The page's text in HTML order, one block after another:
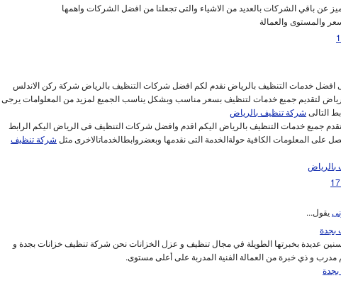
عن باقي الشركات بالعديد من الاشياء والتى تجعلنا من افضل الشركات واهمها
والمستوى والعمالة
افضل خدمات التنظيف بالرياض نقدم لكم افضل شركات التنظيف بالرياض شركة ركن الاندلس
لتقديم جميع خدمات لتنظيف بسعر مناسب وبشكل يناسب الجميع لمزيد من المعلوامات يرجى
التالى شركة تنظيف بالرياض
تقدم جميع خدمات التنظيف بالرياض اليكم اقدم وافضل شركات التنظيف فى الرياض اليكم الرابط
على المعلومات الكافية حولةالخدمة التى نقدمها وبعضروابطالخدماتالاخرى مثل شركة تنظيف
يقول...
بجدة
عديدة بخبرتها الطويلة في مجال تنظيف و عزل الخزانات نحن شركة تنظيف خزانات بجدة و
و ذي خبرة من العمالة الفنية المدربة على أعلى مستوى.